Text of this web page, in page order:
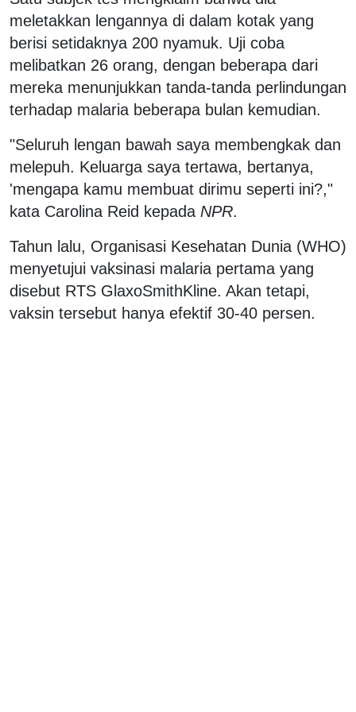
meletakkan lengannya di dalam kotak yang
berisi setidaknya 200 nyamuk. Uji coba
melibatkan 26 orang, dengan beberapa dari
mereka menunjukkan tanda-tanda perlindungan
terhadap malaria beberapa bulan kemudian.
"Seluruh lengan bawah saya membengkak dan
melepuh. Keluarga saya tertawa, bertanya,
'mengapa kamu membuat dirimu seperti ini?,"
kata Carolina Reid kepada NPR.
Tahun lalu, Organisasi Kesehatan Dunia (WHO)
menyetujui vaksinasi malaria pertama yang
disebut RTS GlaxoSmithKline. Akan tetapi,
vaksin tersebut hanya efektif 30-40 persen.